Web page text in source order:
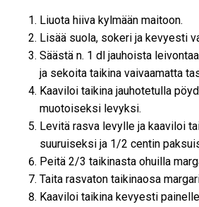
Liuota hiiva kylmään maitoon.
Lisää suola, sokeri ja kevyesti
Säästä n. 1 dl jauhoista
ja sekoita taikina vaivaamatta
Kaaviloi taikina jauhotetulla
muotoiseksi levyksi.
Levitä rasva levylle ja kaaviloi
suuruiseksi ja 1/2 centin
Peitä 2/3 taikinasta ohuilla
Taita rasvaton taikinaosa
Kaaviloi taikina kevyesti